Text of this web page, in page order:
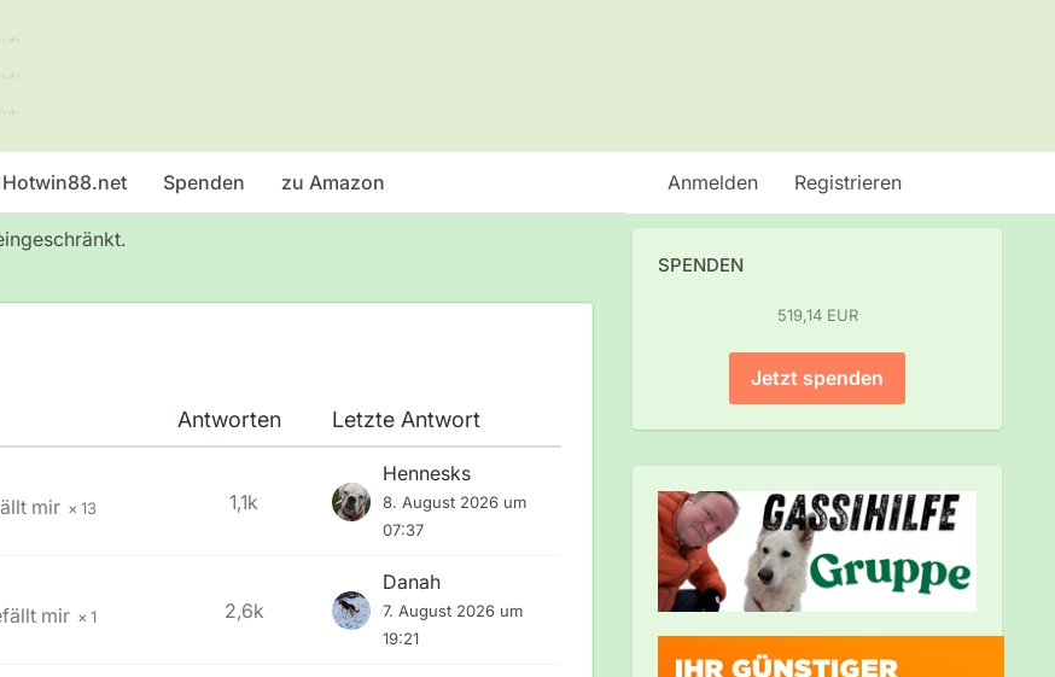
Spenden zu Amazon Anmelden Registrieren
Antworten Letzte Antwort
13 1,1k
Hennesks
8. August 2026 um
07:37
1 2,6k
Danah
7. August 2026 um
19:21
SPENDEN
519,14 EUR
Jetzt spenden